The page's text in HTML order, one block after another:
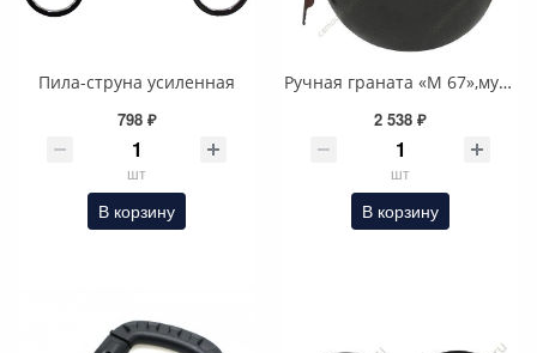
Пила-струна усиленная
798 ₽
шт
В корзину
Ручная граната «M 67»,муляж
2 538 ₽
шт
В корзину